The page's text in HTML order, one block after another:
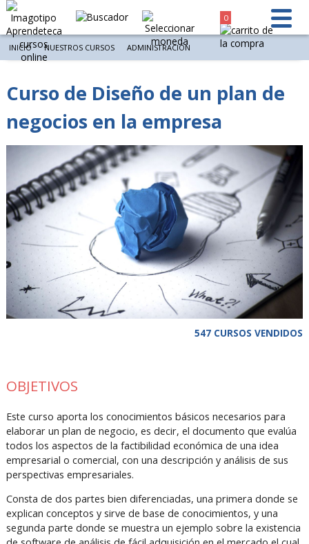
0
INICIO NUESTROS CURSOS ADMINISTRACIÓN
Curso de Diseño de un plan de
negocios en la empresa
547 CURSOS VENDIDOS
OBJETIVOS
Este curso aporta los conocimientos básicos necesarios para
elaborar un plan de negocio, es decir, el documento que evalúa
todos los aspectos de la factibilidad económica de una idea
empresarial o comercial, con una descripción y análisis de sus
perspectivas empresariales.
Consta de dos partes bien diferenciadas, una primera donde se
explican conceptos y sirve de base de conocimientos, y una
segunda parte donde se muestra un ejemplo sobre la existencia